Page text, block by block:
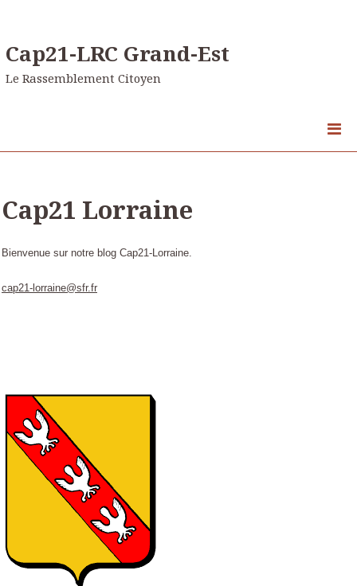
Cap21-LRC Grand-Est
Le Rassemblement Citoyen
Cap21 Lorraine
Bienvenue sur notre blog Cap21-Lorraine.
cap21-lorraine@sfr.fr